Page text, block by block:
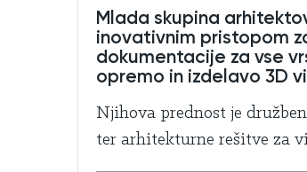
Mlada skupina
inovativnim pristopom
dokumentacije za vse
opremo in izdelavo 3D
Njihova prednost je
ter arhitekturne rešitve za